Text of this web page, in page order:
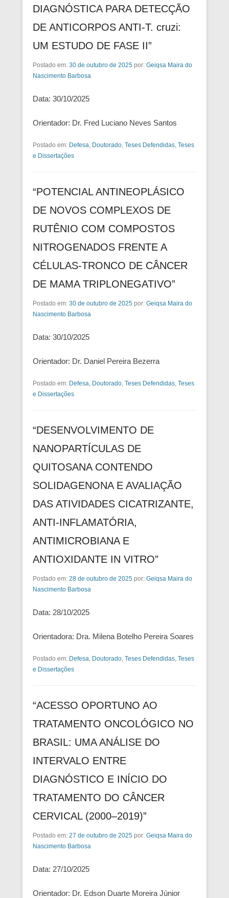
DIAGNÓSTICA PARA DETECÇÃO
DE ANTICORPOS ANTI-T. cruzi:
UM ESTUDO DE FASE II”
Postado em: 30 de outubro de 2025 por: Geiqsa Maira do
Nascimento Barbosa
Data: 30/10/2025
Orientador: Dr. Fred Luciano Neves Santos
Postado em: Defesa, Doutorado, Teses Defendidas, Teses
e Dissertações
“POTENCIAL ANTINEOPLÁSICO
DE NOVOS COMPLEXOS DE
RUTÊNIO COM COMPOSTOS
NITROGENADOS FRENTE A
CÉLULAS-TRONCO DE CÂNCER
DE MAMA TRIPLONEGATIVO”
Postado em: 30 de outubro de 2025 por: Geiqsa Maira do
Nascimento Barbosa
Data: 30/10/2025
Orientador: Dr. Daniel Pereira Bezerra
Postado em: Defesa, Doutorado, Teses Defendidas, Teses
e Dissertações
“DESENVOLVIMENTO DE
NANOPARTÍCULAS DE
QUITOSANA CONTENDO
SOLIDAGENONA E AVALIAÇÃO
DAS ATIVIDADES CICATRIZANTE,
ANTI-INFLAMATÓRIA,
ANTIMICROBIANA E
ANTIOXIDANTE IN VITRO”
Postado em: 28 de outubro de 2025 por: Geiqsa Maira do
Nascimento Barbosa
Data: 28/10/2025
Orientadora: Dra. Milena Botelho Pereira Soares
Postado em: Defesa, Doutorado, Teses Defendidas, Teses
e Dissertações
“ACESSO OPORTUNO AO
TRATAMENTO ONCOLÓGICO NO
BRASIL: UMA ANÁLISE DO
INTERVALO ENTRE
DIAGNÓSTICO E INÍCIO DO
TRATAMENTO DO CÂNCER
CERVICAL (2000–2019)”
Postado em: 27 de outubro de 2025 por: Geiqsa Maira do
Nascimento Barbosa
Data: 27/10/2025
Orientador: Dr. Edson Duarte Moreira Júnior